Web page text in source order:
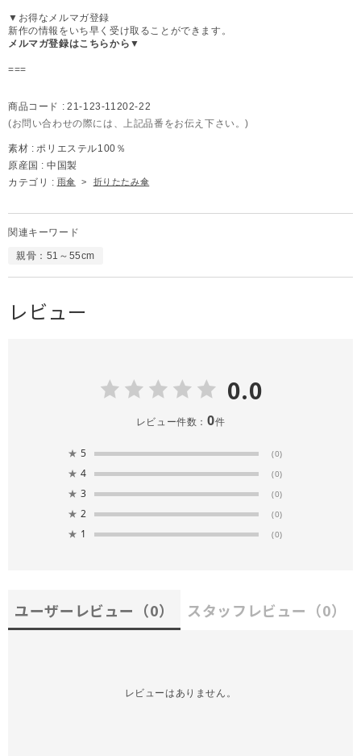
▼お得なメルマガ登録
新作の情報をいち早く受け取ることができます。
メルマガ登録はこちらから▼
===
商品コード : 21-123-11202-22
(お問い合わせの際には、上記品番をお伝え下さい。)
素材 : ポリエステル100％
原産国 : 中国製
カテゴリ : 雨傘 > 折りたたみ傘
関連キーワード
親骨：51～55cm
レビュー
0.0
レビュー件数： 0件
★ 5 (0)
★ 4 (0)
★ 3 (0)
★ 2 (0)
★ 1 (0)
ユーザーレビュー （0） スタッフレビュー （0）
レビューはありません。